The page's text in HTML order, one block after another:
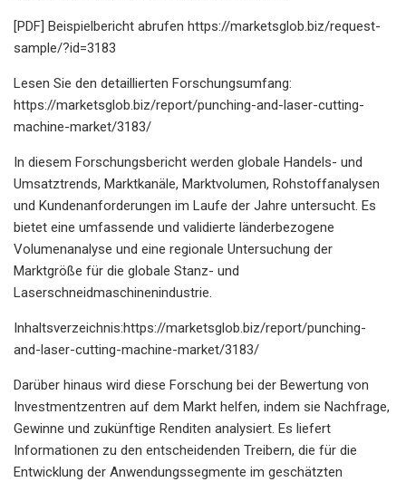
[PDF] Beispielbericht abrufen https://marketsglob.biz/request-
sample/?id=3183
Lesen Sie den detaillierten Forschungsumfang:
https://marketsglob.biz/report/punching-and-laser-cutting-
machine-market/3183/
In diesem Forschungsbericht werden globale Handels- und
Umsatztrends, Marktkanäle, Marktvolumen, Rohstoffanalysen
und Kundenanforderungen im Laufe der Jahre untersucht. Es
bietet eine umfassende und validierte länderbezogene
Volumenanalyse und eine regionale Untersuchung der
Marktgröße für die globale Stanz- und
Laserschneidmaschinenindustrie.
Inhaltsverzeichnis:https://marketsglob.biz/report/punching-
and-laser-cutting-machine-market/3183/
Darüber hinaus wird diese Forschung bei der Bewertung von
Investmentzentren auf dem Markt helfen, indem sie Nachfrage,
Gewinne und zukünftige Renditen analysiert. Es liefert
Informationen zu den entscheidenden Treibern, die für die
Entwicklung der Anwendungssegmente im geschätzten